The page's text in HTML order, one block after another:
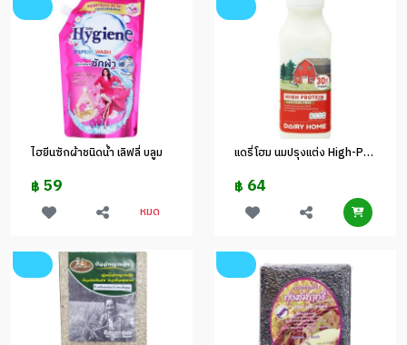
ไฮยีนซักผ้าชนิดน้ำ เลิฟลี่ บลูม
฿ 59
หมด
แดรี่โฮม นมปรุงแต่ง High-Protein
฿ 64